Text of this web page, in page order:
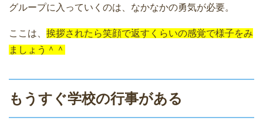
グループに入っていくのは、なかなかの勇気が必要。
ここは、 挨拶されたら笑顔で返すくらいの感覚で様子をみ
ましょう＾＾
もうすぐ学校の行事がある